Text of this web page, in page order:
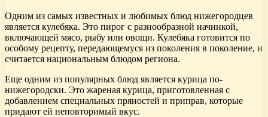
Одним из самых известных и любимых блюд нижегородцев
является кулебяка. Это пирог с разнообразной начинкой,
включающей мясо, рыбу или овощи. Кулебяка готовится по
особому рецепту, передающемуся из поколения в поколение, и
считается национальным блюдом региона.
Еще одним из популярных блюд является курица по-
нижегородски. Это жареная курица, приготовленная с
добавлением специальных пряностей и приправ, которые
придают ей неповторимый вкус.